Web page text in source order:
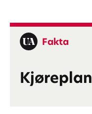
Fakta
Kjøreplan